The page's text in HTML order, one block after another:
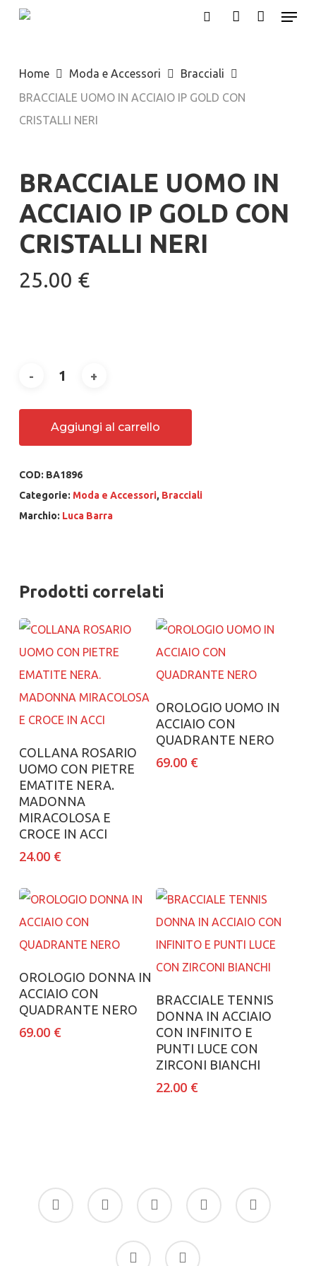
Skip
content
Menu
Home Moda e Accessori
Bracciali
BRACCIALE UOMO IN ACCIAIO IP GOLD CON
CRISTALLI NERI
BRACCIALE UOMO IN
ACCIAIO IP GOLD CON
CRISTALLI NERI
25.00 €
Aggiungi al carrello
COD: BA1896
Categorie: Moda e Accessori, Bracciali
Marchio: Luca Barra
Prodotti correlati
Aggiungi al carrello
COLLANA ROSARIO
UOMO CON PIETRE
EMATITE NERA.
MADONNA
MIRACOLOSA E
CROCE IN ACCI
24.00 €
Aggiungi al carrello
OROLOGIO UOMO IN
ACCIAIO CON
QUADRANTE NERO
69.00 €
Aggiungi al carrello
OROLOGIO DONNA IN
ACCIAIO CON
QUADRANTE NERO
69.00 €
Aggiungi al carrello
BRACCIALE TENNIS
DONNA IN ACCIAIO
CON INFINITO E
PUNTI LUCE CON
ZIRCONI BIANCHI
22.00 €
facebook
google-
plus
instagram whatsapp tiktok
phone email